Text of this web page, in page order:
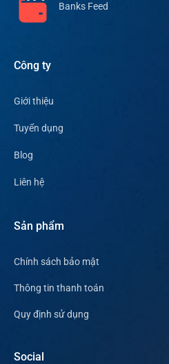
Banks Feed
Công ty
Giới thiệu
Tuyển dụng
Blog
Liên hệ
Sản phẩm
Chính sách bảo mật
Thông tin thanh toán
Quy định sử dụng
Social